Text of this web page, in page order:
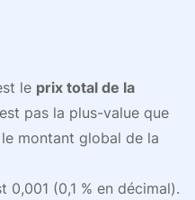
le prix total de la
pas la plus-value que
montant global de la
0,001 (0,1 % en décimal).